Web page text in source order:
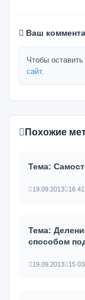
Ваш
Чтобы
сайт.
Похожие
Тема:
19.09.2013 16
Тема:
способом
19.09.2013 15